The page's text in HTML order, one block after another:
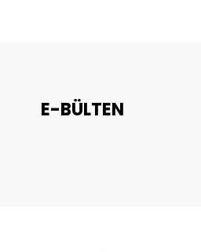
E-BÜLTEN